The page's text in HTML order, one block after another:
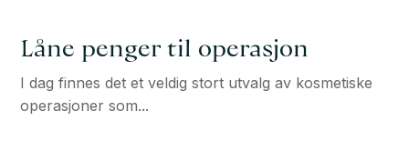
Låne penger til operasjon
I dag finnes det et veldig stort utvalg av kosmetiske
operasjoner som...